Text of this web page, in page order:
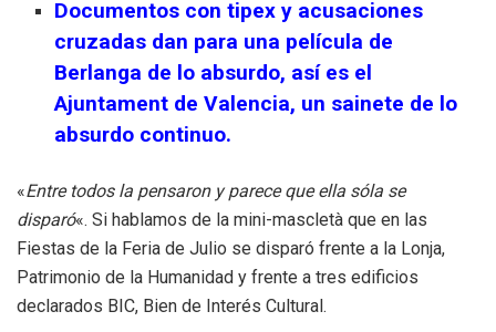
Documentos con tipex y acusaciones
cruzadas dan para una película de
Berlanga de lo absurdo, así es el
Ajuntament de Valencia, un sainete de lo
absurdo continuo.
«Entre todos la pensaron y parece que ella sóla se
disparó«. Si hablamos de la mini-mascletà que en las
Fiestas de la Feria de Julio se disparó frente a la Lonja,
Patrimonio de la Humanidad y frente a tres edificios
declarados BIC, Bien de Interés Cultural.